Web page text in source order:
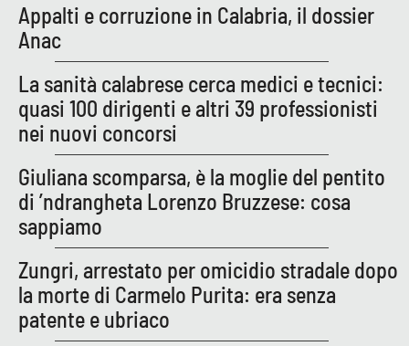
LA
CALABRIAVISIONE
Destinazioni
Eventi
Food
Storie
LAC
NETWORK
Lacplay.it
Appalti e corruzione in Calabria, il dossier
Anac
La sanità calabrese cerca medici e tecnici:
quasi 100 dirigenti e altri 39 professionisti
nei nuovi concorsi
Giuliana scomparsa, è la moglie del pentito
di ’ndrangheta Lorenzo Bruzzese: cosa
sappiamo
Zungri, arrestato per omicidio stradale dopo
la morte di Carmelo Purita: era senza
patente e ubriaco